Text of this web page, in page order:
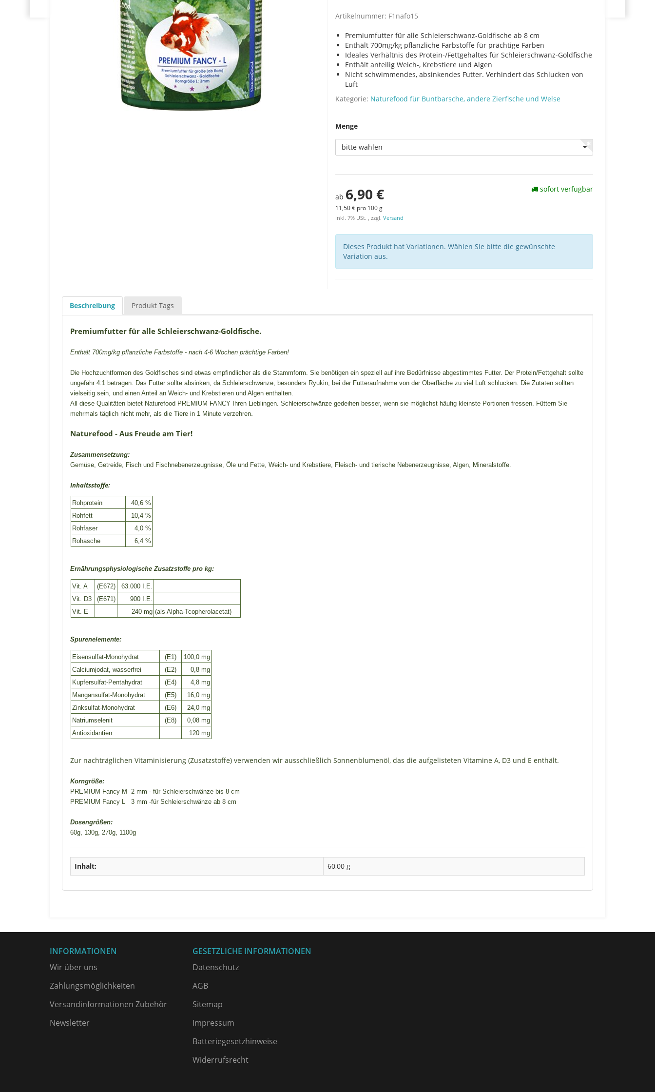
Artikelnummer: F1nafo15
Premiumfutter für alle Schleierschwanz-Goldfische ab 8 cm
Enthält 700mg/kg pflanzliche Farbstoffe für prächtige Farben
Ideales Verhältnis des Protein-/Fettgehaltes für Schleierschwanz-Goldfische
Enthält anteilig Weich-, Krebstiere und Algen
Nicht schwimmendes, absinkendes Futter. Verhindert das Schlucken von
Luft
Kategorie: Naturefood für Buntbarsche, andere Zierfische und Welse
Menge
bitte wählen
ab 6,90 €
11,50 € pro 100 g
inkl. 7% USt. , zzgl. Versand
sofort verfügbar
Dieses Produkt hat Variationen. Wählen Sie bitte die gewünschte
Variation aus.
Beschreibung Produkt Tags
Premiumfutter für alle Schleierschwanz-Goldfische.
Enthält 700mg/kg pflanzliche Farbstoffe - nach 4-6 Wochen prächtige Farben!
Die Hochzuchtformen des Goldfisches sind etwas empfindlicher als die Stammform. Sie benötigen ein speziell auf ihre Bedürfnisse abgestimmtes Futter. Der Protein/Fettgehalt sollte
ungefähr 4:1 betragen. Das Futter sollte absinken, da Schleierschwänze, besonders Ryukin, bei der Futteraufnahme von der Oberfläche zu viel Luft schlucken. Die Zutaten sollten
vielseitig sein, und einen Anteil an Weich- und Krebstieren und Algen enthalten.
All diese Qualitäten bietet Naturefood PREMIUM FANCY Ihren Lieblingen. Schleierschwänze gedeihen besser, wenn sie möglichst häufig kleinste Portionen fressen. Füttern Sie
mehrmals täglich nicht mehr, als die Tiere in 1 Minute verzehren.
Naturefood - Aus Freude am Tier!
Zusammensetzung:
Gemüse, Getreide, Fisch und Fischnebenerzeugnisse, Öle und Fette, Weich- und Krebstiere, Fleisch- und tierische Nebenerzeugnisse, Algen, Mineralstoffe.
Inhaltsstoffe:
Rohprotein
40,6 %
Rohfett
10,4 %
Rohfaser
4,0 %
Rohasche
6,4 %
Ernährungsphysiologische Zusatzstoffe pro kg:
Vit. A (E672)
63.000 I.E.
Vit. D3
(E671)
900 I.E.
Vit. E
240 mg (als Alpha-Tcopherolacetat)
Spurenelemente:
Eisensulfat-Monohydrat (E1)
100,0 mg
Calciumjodat, wasserfrei
(E2)
0,8 mg
Kupfersulfat-Pentahydrat
(E4)
4,8 mg
Mangansulfat-Monohydrat
(E5)
16,0 mg
Zinksulfat-Monohydrat
(E6)
24,0 mg
Natriumselenit
(E8)
0,08 mg
Antioxidantien
120 mg
Zur nachträglichen Vitaminisierung (Zusatzstoffe) verwenden wir ausschließlich Sonnenblumenöl, das die aufgelisteten Vitamine A, D3 und E enthält.
Korngröße:
PREMIUM Fancy M 2 mm - für Schleierschwänze bis 8 cm
PREMIUM Fancy L 3 mm -für Schleierschwänze ab 8 cm
Dosengrößen:
60g, 130g, 270g, 1100g
Inhalt: 60,00 g
INFORMATIONEN
Wir über uns
Zahlungsmöglichkeiten
Versandinformationen Zubehör
Newsletter
GESETZLICHE INFORMATIONEN
Datenschutz
AGB
Sitemap
Impressum
Batteriegesetzhinweise
Widerrufsrecht